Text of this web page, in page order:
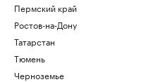
Пермский край
Ростов-на-Дону
Татарстан
Тюмень
Черноземье